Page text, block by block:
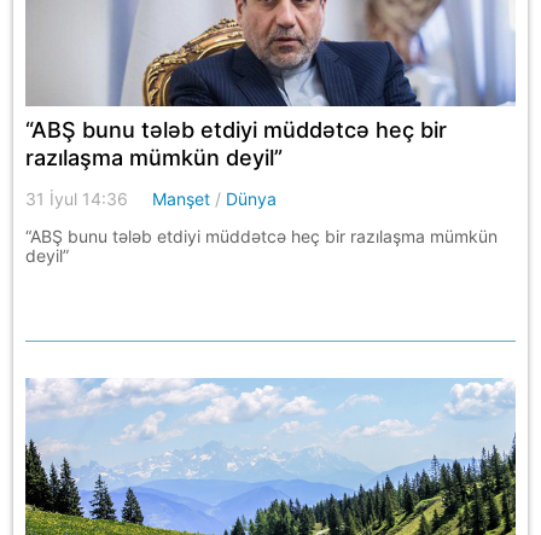
“ABŞ bunu tələb etdiyi müddətcə heç bir
razılaşma mümkün deyil”
31 İyul 14:36 Manşet / Dünya
“ABŞ bunu tələb etdiyi müddətcə heç bir razılaşma mümkün
deyil”